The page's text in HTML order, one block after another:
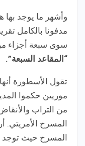
وأشهر ما يوجد
سوى سبعة أجزاء
“المقاعد السبعة”.
تقول الأسطورة
موريين حكموا
من التراب
المسرح
المسرح حيث توجد